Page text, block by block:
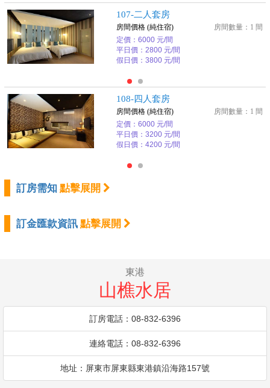
107-二人套房
房間數量：1 間
房間價格 (純住宿)
定價：6000 元/間
平日價：2800 元/間
假日價：3800 元/間
108-四人套房
房間數量：1 間
房間價格 (純住宿)
定價：6000 元/間
平日價：3200 元/間
假日價：4200 元/間
訂房需知 點擊展開
訂金匯款資訊 點擊展開
東港
山樵水居
訂房電話：08-832-6396
連絡電話：08-832-6396
地址：屏東市屏東縣東港鎮沿海路157號